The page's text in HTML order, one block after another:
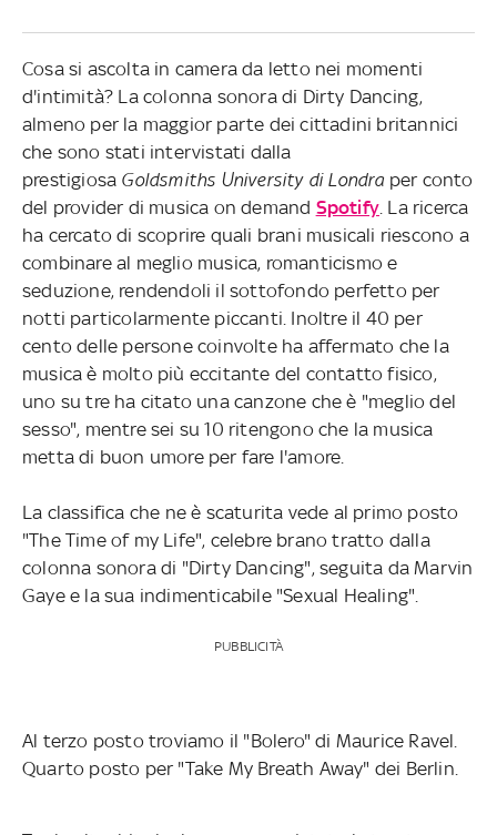
Cosa si ascolta in camera da letto nei momenti
d'intimità? La colonna sonora di Dirty Dancing,
almeno per la maggior parte dei cittadini britannici
che sono stati intervistati dalla
prestigiosa Goldsmiths University di Londraper conto
del provider di musica on demand Spotify. La ricerca
ha cercato di scoprire quali brani musicali riescono a
combinare al meglio musica, romanticismo e
seduzione, rendendoli il sottofondo perfetto per
notti particolarmente piccanti. Inoltre il 40 per
cento delle persone coinvolte ha affermato che la
musica è molto più eccitante del contatto fisico,
uno su tre ha citato una canzone che è "meglio del
sesso", mentre sei su 10 ritengono che la musica
metta di buon umore per fare l'amore.
La classifica che ne è scaturita vede al primo posto
"The Time of my Life", celebre brano tratto dalla
colonna sonora di "Dirty Dancing", seguita da Marvin
Gaye e la sua indimenticabile "Sexual Healing".
PUBBLICITÀ
Al terzo posto troviamo il "Bolero" di Maurice Ravel.
Quarto posto per "Take My Breath Away" dei Berlin.